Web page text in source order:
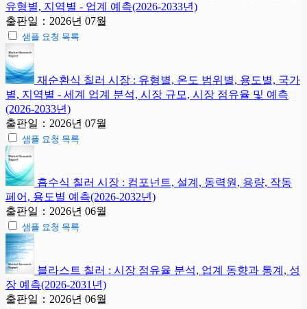
유형별, 지역별 - 업계 예측(2026-2033년)
출판일：2026년 07월
샘플 요청 목록
재순환식 칠러 시장 : 유형별, 온도 범위별, 용도별, 국가
별, 지역별 - 세계 업계 분석, 시장 규모, 시장 점유율 및 예측
(2026-2033년)
출판일：2026년 07월
샘플 요청 목록
흡수식 칠러 시장 : 컴포넌트, 설계, 동력원, 용량, 작동
페어, 용도별 예측(2026-2032년)
출판일：2026년 06월
샘플 요청 목록
블라스트 칠러 : 시장 점유율 분석, 업계 동향과 통계, 성
장 예측(2026-2031년)
출판일：2026년 06월